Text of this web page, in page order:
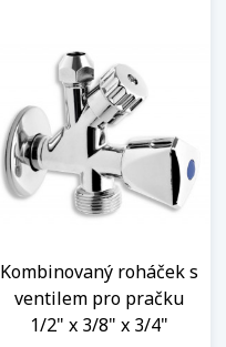
Kombinovaný roháček s
ventilem pro pračku
1/2" x 3/8" x 3/4"